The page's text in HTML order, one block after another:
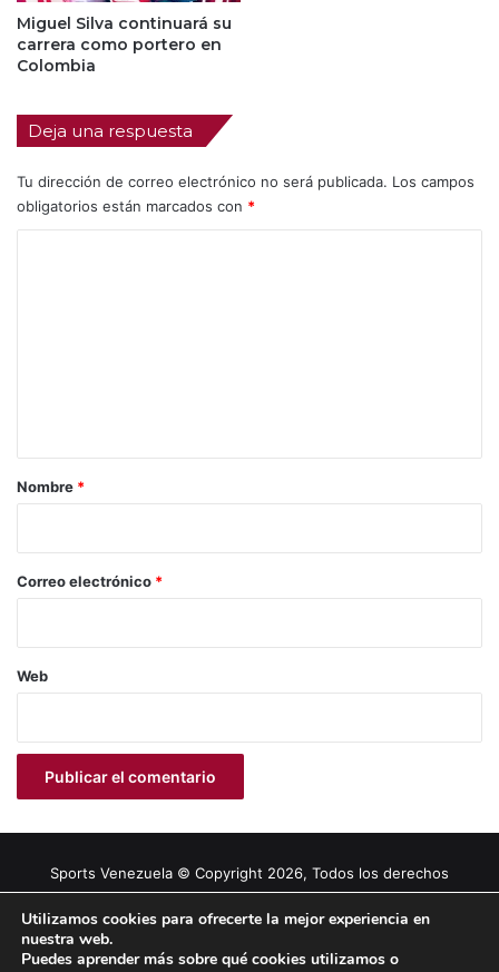
Miguel Silva continuará su
carrera como portero en
Colombia
Deja una respuesta
Tu dirección de correo electrónico no será publicada. Los campos
obligatorios están marcados con *
r
*
Nombre *
Correo electrónico *
Web
Sports Venezuela © Copyright 2026, Todos los derechos
Facebook
X YouTubeInstagram
Utilizamos cookies para ofrecerte la mejor experiencia en
nuestra web.
Puedes aprender más sobre qué cookies utilizamos o